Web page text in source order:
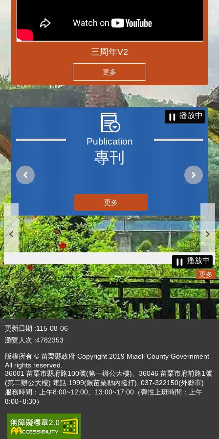
三周年V2
更多
專刊
播放中
更多
播放中
更多
:::
更新日期
115-08-06
瀏覽人次 4782353
版權所有 © 苗栗縣政府 Copyright 2019 Miaoli County Government
All rights reserved.
36001 苗栗市縣府路100號(第一辦公大樓)、36046 苗栗市府前路1號
(第二辦公大樓) 電話:1999(限苗栗縣內撥打), 037-322150(外縣市)
服務時間：上午8:00~12:00、13:00~17:00（彈性上班時間：上午
8:00~8:30）